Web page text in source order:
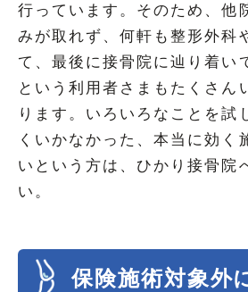
行っています。そのため、他
みが取れず、何軒も整形外科
て、最後に接骨院に辿り着い
という利用者さまもたくさん
ります。いろいろなことを試
くいかなかった、本当に効く
いという方は、ひかり接骨院
い。
保険施術対象外